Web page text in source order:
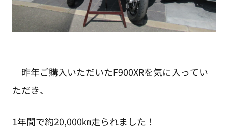
昨年ご購入いただいたF900XRを気に入ってい
ただき、
1年間で約20,000㎞走られました！